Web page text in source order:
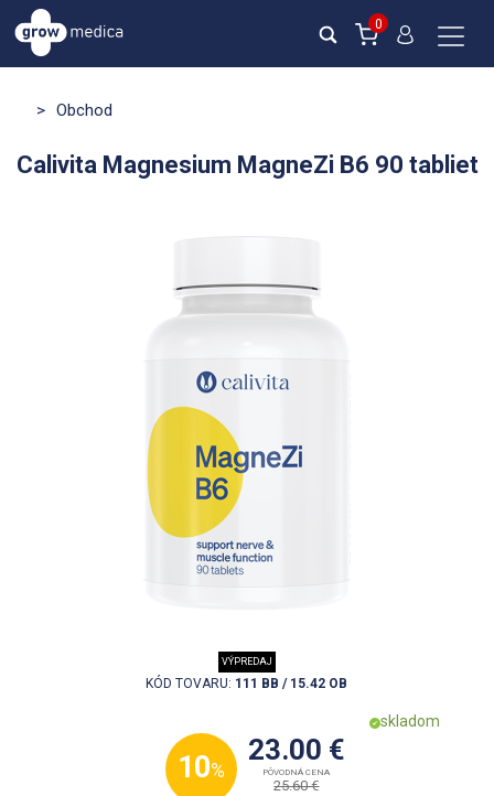
0
> Obchod
Calivita Magnesium MagneZi B6 90 tabliet
VÝPREDAJ
KÓD TOVARU: 111 BB / 15.42 OB
skladom
10%
23.00 €
PÔVODNÁ CENA
25.60 €